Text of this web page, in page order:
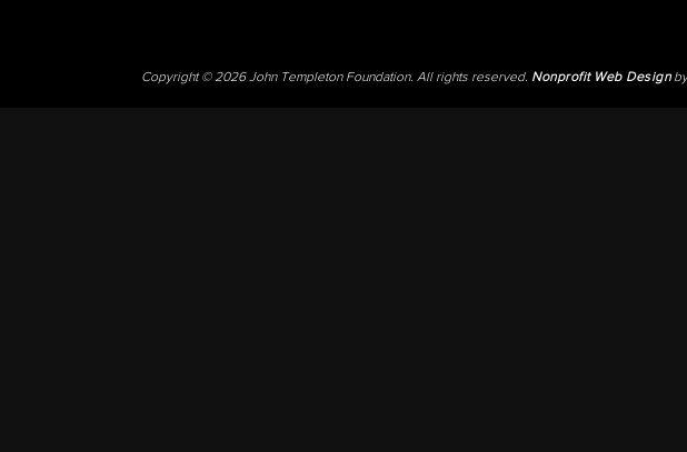
Copyright © 2026 John Templeton Foundation. All rights reserved. Nonprofit Web Designby